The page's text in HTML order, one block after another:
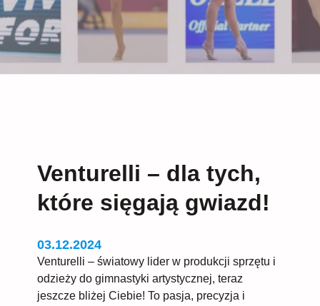
Venturelli – dla tych,
które sięgają gwiazd!
03.12.2024
Venturelli – światowy lider w produkcji sprzętu i
odzieży do gimnastyki artystycznej, teraz
jeszcze bliżej Ciebie! To pasja, precyzja i